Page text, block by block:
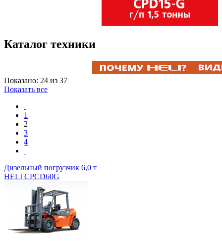
Каталог техники
Показано: 24 из 37
Показать все
1
2
3
4
Дизельный погрузчик 6,0 т
HELI CPCD60G